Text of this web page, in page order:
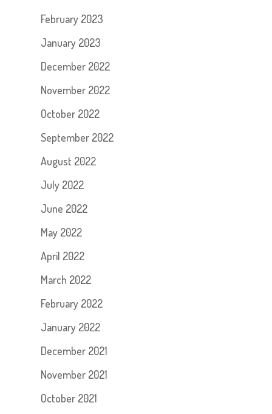
February 2023
January 2023
December 2022
November 2022
October 2022
September 2022
August 2022
July 2022
June 2022
May 2022
April 2022
March 2022
February 2022
January 2022
December 2021
November 2021
October 2021